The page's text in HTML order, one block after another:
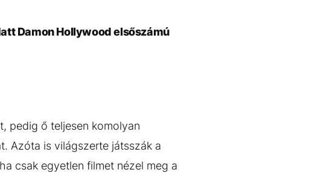
Damon Hollywood elsőszámú
pedig ő teljesen komolyan
Azóta is világszerte játsszák a
csak egyetlen filmet nézel meg a